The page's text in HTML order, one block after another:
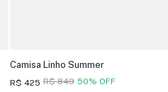
Camisa Linho Summer
R$ 425 50% OFF
R$ 849